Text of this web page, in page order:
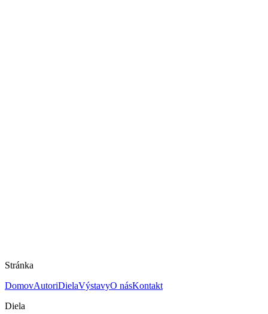
E. A.
Stránka
DomovAutoriDielaVýstavyO násKontakt
Diela